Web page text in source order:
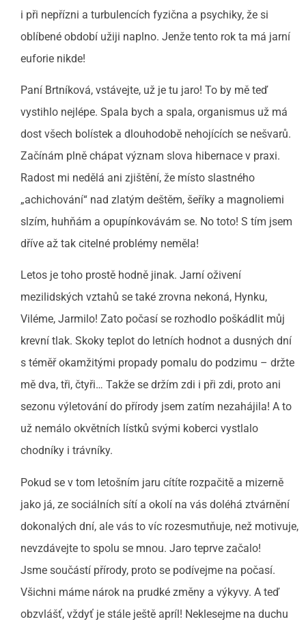
i při nepřízni a turbulencích fyzična a psychiky, že si
oblíbené období užiji naplno. Jenže tento rok ta má jarní
euforie nikde!
Paní Brtníková, vstávejte, už je tu jaro! To by mě teď
vystihlo nejlépe. Spala bych a spala, organismus už má
dost všech bolístek a dlouhodobě nehojících se nešvarů.
Začínám plně chápat význam slova hibernace v praxi.
Radost mi nedělá ani zjištění, že místo slastného
„achichování“ nad zlatým deštěm, šeříky a magnoliemi
slzím, huhňám a opupínkovávám se. No toto! S tím jsem
dříve až tak citelné problémy neměla!
Letos je toho prostě hodně jinak. Jarní oživení
mezilidských vztahů se také zrovna nekoná, Hynku,
Viléme, Jarmilo! Zato počasí se rozhodlo poškádlit můj
krevní tlak. Skoky teplot do letních hodnot a dusných dní
s téměř okamžitými propady pomalu do podzimu – držte
mě dva, tři, čtyři… Takže se držím zdi i při zdi, proto ani
sezonu výletování do přírody jsem zatím nezahájila! A to
už nemálo okvětních lístků svými koberci vystlalo
chodníky i trávníky.
Pokud se v tom letošním jaru cítíte rozpačitě a mizerně
jako já, ze sociálních sítí a okolí na vás doléhá ztvárnění
dokonalých dní, ale vás to víc rozesmutňuje, než motivuje,
nevzdávejte to spolu se mnou. Jaro teprve začalo!
Jsme součástí přírody, proto se podívejme na počasí.
Všichni máme nárok na prudké změny a výkyvy. A teď
obzvlášť, vždyť je stále ještě apríl! Neklesejme na duchu